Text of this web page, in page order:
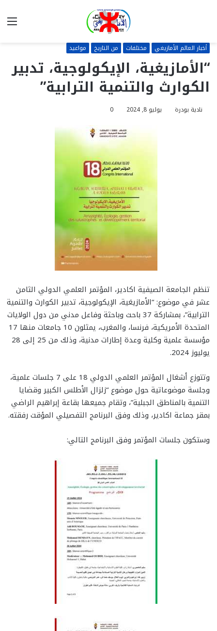
أخبار العالم الأمازيغي مختلفات من التاريخ مواعيد
“الأمازيغية، الإيكولوجية، تدبير
الكوارث والتنمية الترابية”
نادية بودرة يوليو 8, 2024 0
تنظم الجامعة الصيفية اكادير، المؤتمر العلمي الدولي الثامن
عشر في موضوع: “الأمازيغية، الإيكولوجية، تدبير الكوارث والتنمية
الترابية”، بمشاركة 37 باحث وباحثة وفاعل مدني من دول الولايات
المتحدة الأمريكية، فرنسا، والمغرب، يمثلون 10 جامعات منها 17
مؤسسة علمية وكلية وعدة إطارات مدنية، وذلك من 25 إلى 28
يوليوز 2024.
وتتوزع أشغال المؤتمر العلمي الدولي 18 على 7 جلسات علمية،
وجلسة موضوعاتية حول موضوع “زلزال الأطلس الكبير وقضايا
التنمية بالمناطق الجبلية”، وتقام جميعها بقاعة إبراهيم الراضي
بمقر جماعة اكادير، وذلك وفق البرنامج التفصيلي المؤقت رفقته.
وستكون جلسات المؤتمر وفق البرنامج التالي: